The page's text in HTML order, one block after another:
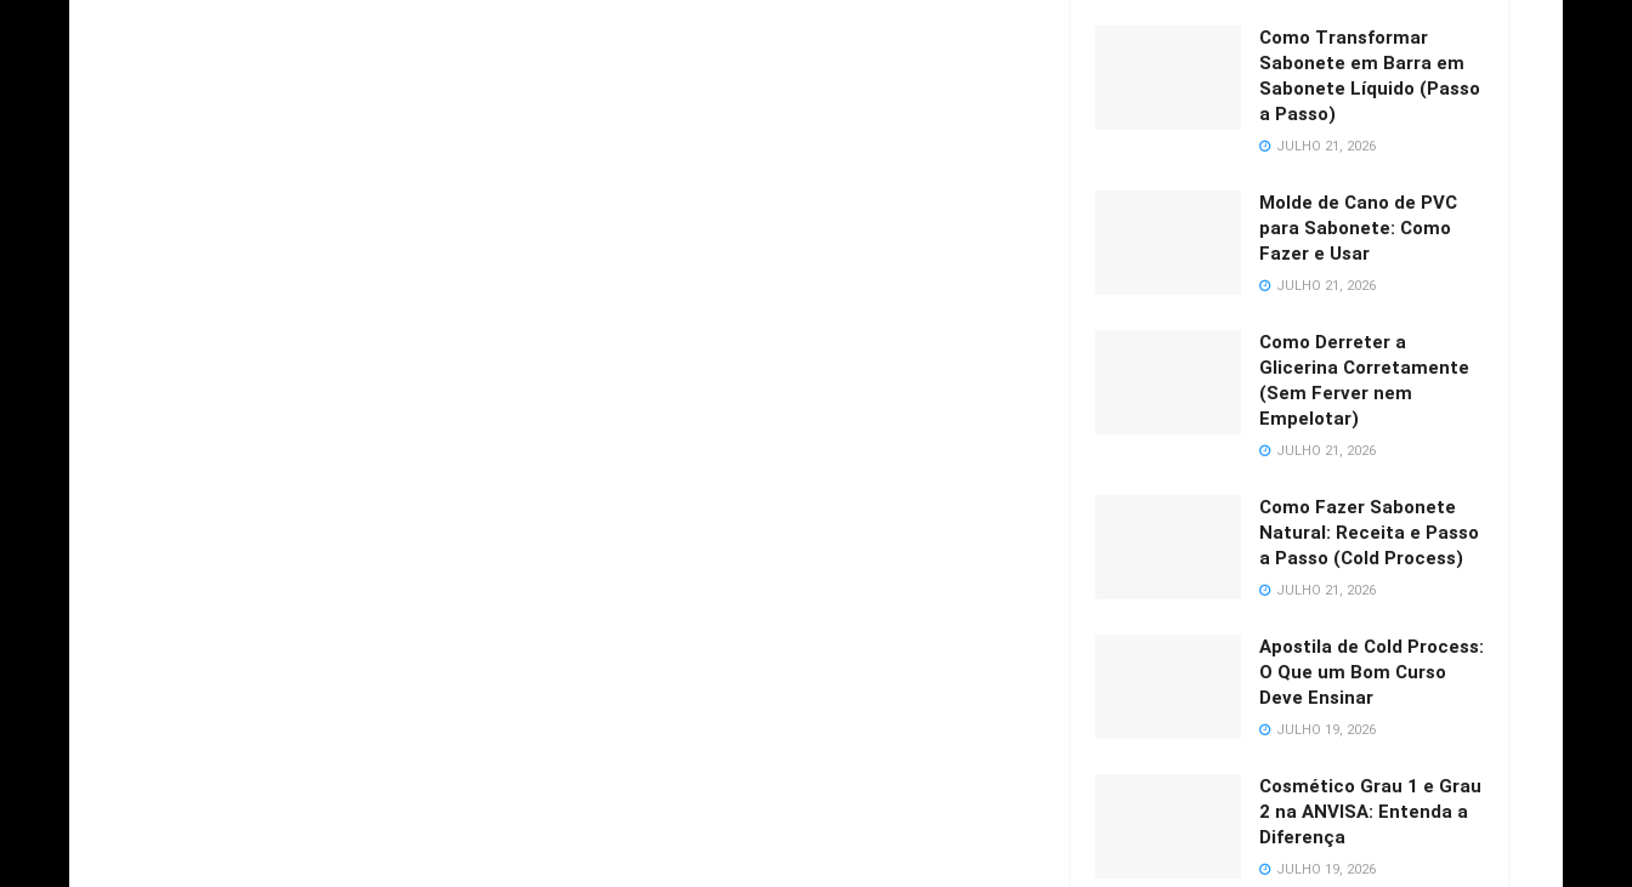
Como Transformar
Sabonete em Barra em
Sabonete Líquido (Passo
a Passo)
JULHO 21, 2026
Molde de Cano de PVC
para Sabonete: Como
Fazer e Usar
JULHO 21, 2026
Como Derreter a
Glicerina Corretamente
(Sem Ferver nem
Empelotar)
JULHO 21, 2026
Como Fazer Sabonete
Natural: Receita e Passo
a Passo (Cold Process)
JULHO 21, 2026
Apostila de Cold Process:
O Que um Bom Curso
Deve Ensinar
JULHO 19, 2026
Cosmético Grau 1 e Grau
2 na ANVISA: Entenda a
Diferença
JULHO 19, 2026